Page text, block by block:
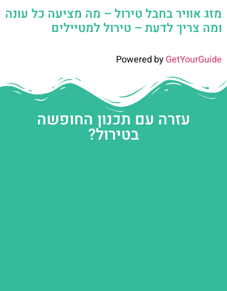
מזג אוויר בחבל טירול – מה מציעה כל עונה
ומה צריך לדעת – טירול למטיילים
Powered byGetYourGuide
עזרה עם תכנון החופשה
בטירול?